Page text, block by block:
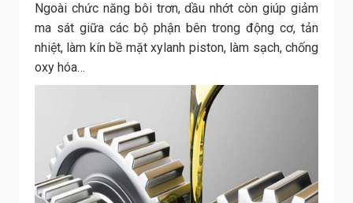
Ngoài chức năng bôi trơn, dầu nhớt còn giúp giảm
ma sát giữa các bộ phận bên trong động cơ, tản
nhiệt, làm kín bề mặt xylanh piston, làm sạch, chống
oxy hóa…